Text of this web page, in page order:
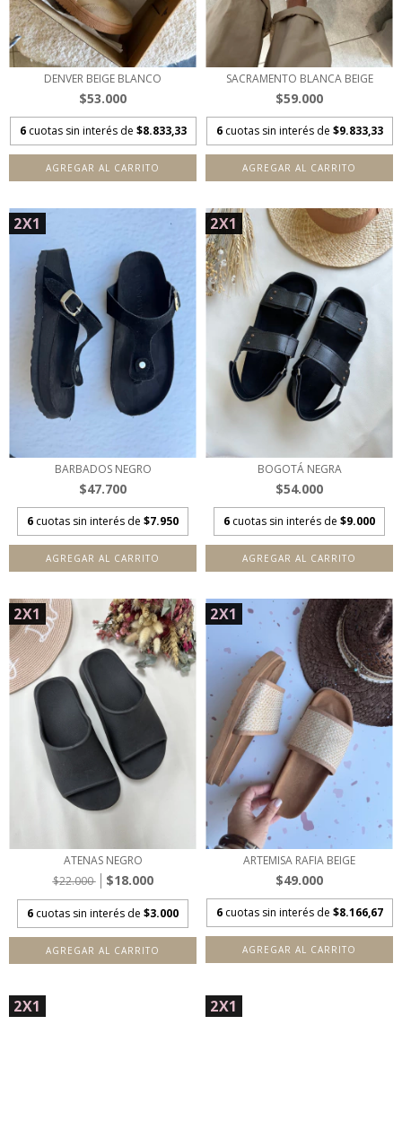
DENVER BEIGE BLANCO
$53.000
6 cuotas sin interés de $8.833,33
AGREGAR AL CARRITO
SACRAMENTO BLANCA BEIGE
$59.000
6 cuotas sin interés de $9.833,33
AGREGAR AL CARRITO
2X1
BARBADOS NEGRO
$47.700
6 cuotas sin interés de $7.950
AGREGAR AL CARRITO
2X1
BOGOTÁ NEGRA
$54.000
6 cuotas sin interés de $9.000
AGREGAR AL CARRITO
2X1
ATENAS NEGRO
$22.000
$18.000
6 cuotas sin interés de $3.000
AGREGAR AL CARRITO
2X1
ARTEMISA RAFIA BEIGE
$49.000
6 cuotas sin interés de $8.166,67
AGREGAR AL CARRITO
2X1 2X1